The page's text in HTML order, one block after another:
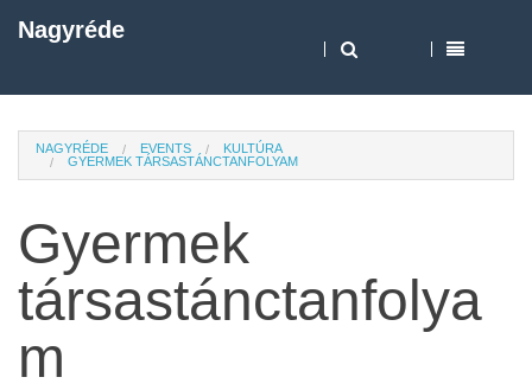
Nagyréde
NAGYRÉDE EVENTS
KULTÚRA
GYERMEK TÁRSASTÁNCTANFOLYAM
Gyermek
társastánctanfolya
m